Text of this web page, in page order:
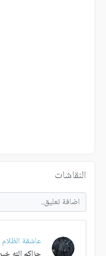
النقاشات
عاشقة الظلام